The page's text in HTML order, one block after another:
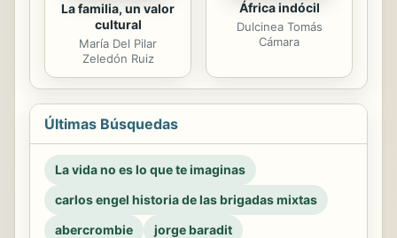
La familia, un valor
cultural
María Del Pilar
Zeledón Ruiz
África indócil
Dulcinea Tomás
Cámara
Últimas Búsquedas
La vida no es lo que te imaginas
carlos engel historia de las brigadas mixtas
abercrombie
jorge baradit